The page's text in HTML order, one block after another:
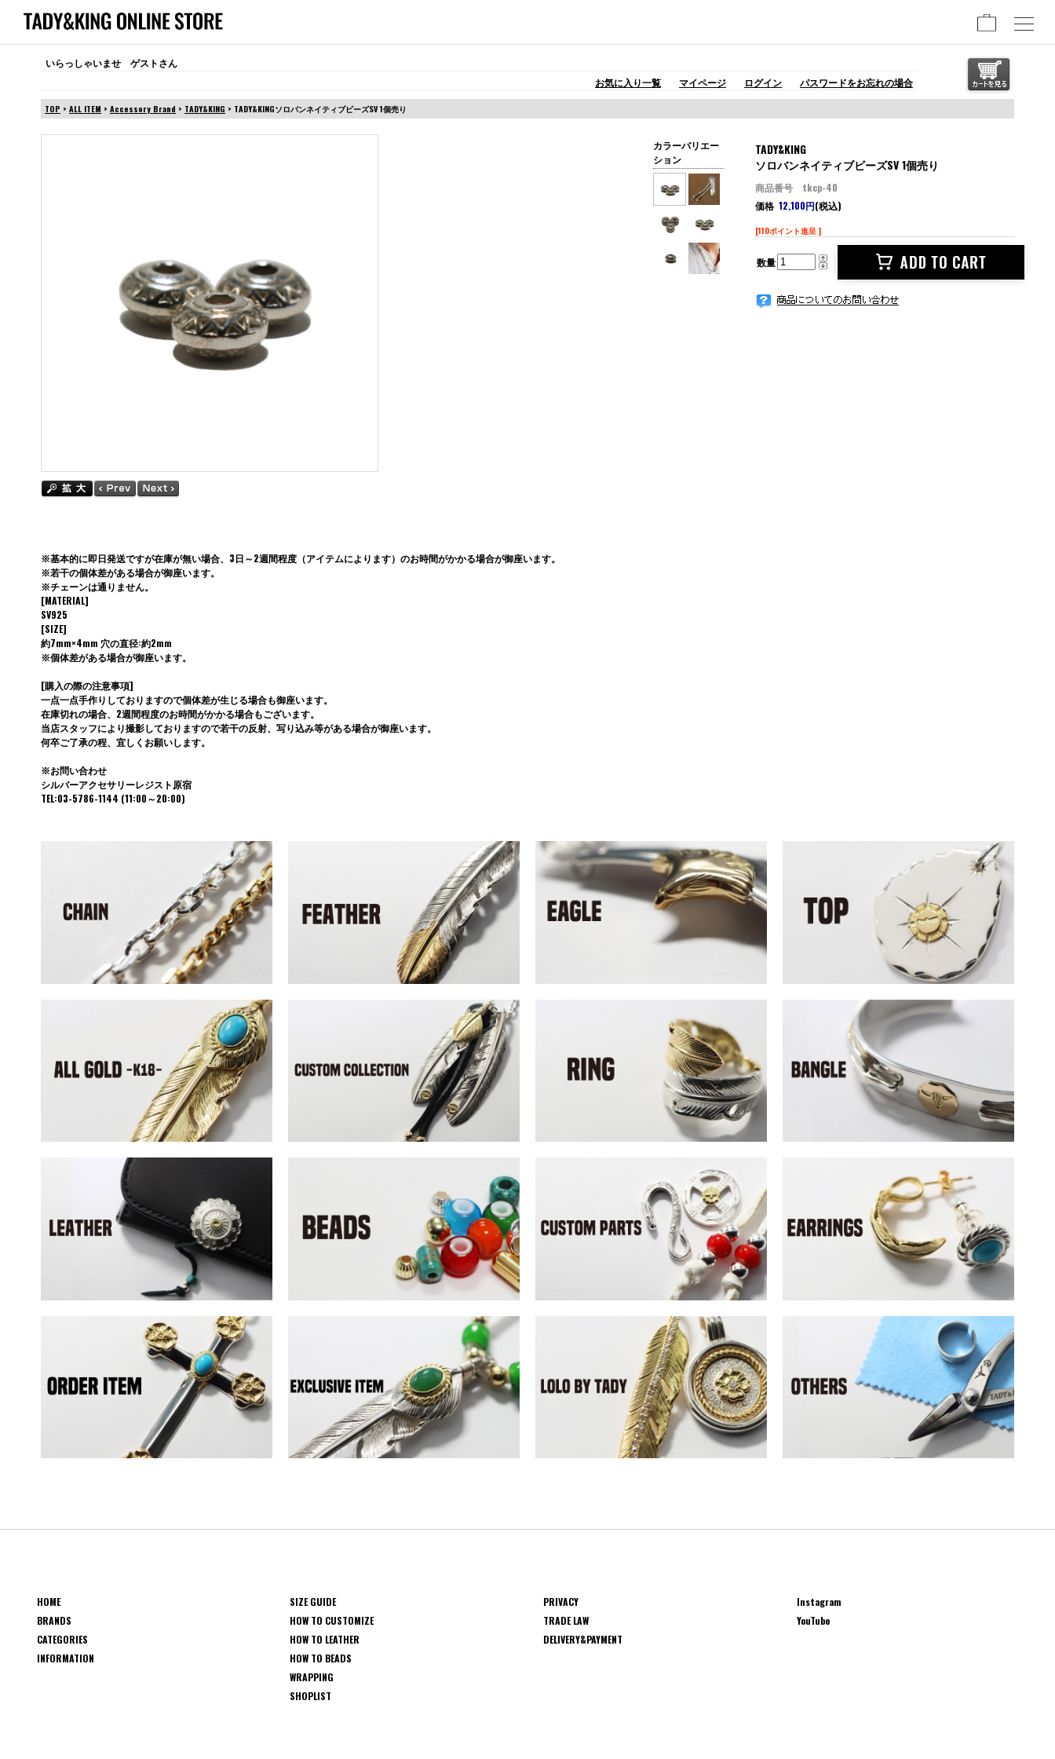
いらっしゃいませ ゲストさん
お気に入り一覧
マイページ ログイン パスワードをお忘れの場合
TOP > ALL ITEM > Accessory Brand > TADY&KING > TADY&KINGソロバンネイティブビーズSV 1個売り
TADY&KING
ソロバンネイティブビーズSV 1個売り
商品番号 tkcp-40
価格 12,100円(税込)
[110ポイント進呈 ]
数量
カラーバリエー
ション
※基本的に即日発送ですが在庫が無い場合、3日～2週間程度（アイテムによります）のお時間がかかる場合が御座います。
※若干の個体差がある場合が御座います。
※チェーンは通りません。
[MATERIAL]
SV925
[SIZE]
約7mm×4mm 穴の直径:約2mm
※個体差がある場合が御座います。
[購入の際の注意事項]
一点一点手作りしておりますので個体差が生じる場合も御座います。
在庫切れの場合、2週間程度のお時間がかかる場合もございます。
当店スタッフにより撮影しておりますので若干の反射、写り込み等がある場合が御座います。
何卒ご了承の程、宜しくお願いします。
※お問い合わせ
シルバーアクセサリーレジスト原宿
TEL:03-5786-1144 (11:00～20:00)
HOME
BRANDS
CATEGORIES
INFORMATION
SIZE GUIDE
HOW TO CUSTOMIZE
HOW TO LEATHER
HOW TO BEADS
WRAPPING
SHOPLIST
PRIVACY
TRADE LAW
DELIVERY&PAYMENT
Instagram
YouTube